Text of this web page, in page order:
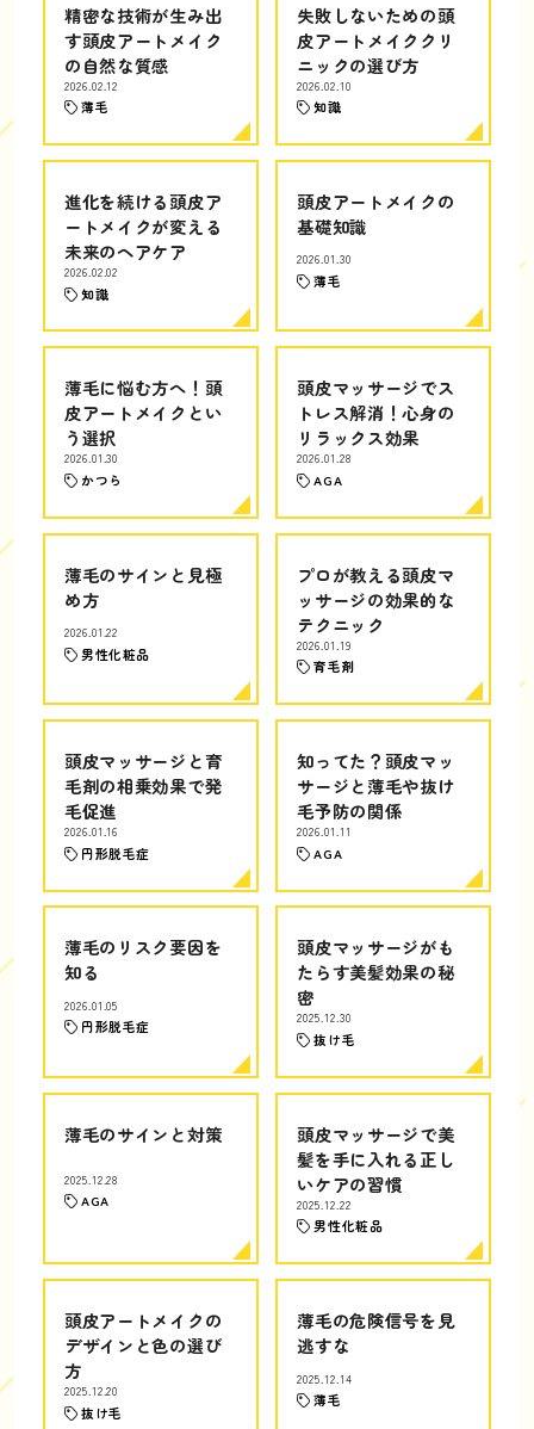
精密な技術が生み出
す頭皮アートメイク
の自然な質感
2026.02.12
薄毛
失敗しないための頭
皮アートメイククリ
ニックの選び方
2026.02.10
知識
進化を続ける頭皮ア
ートメイクが変える
未来のヘアケア
2026.02.02
知識
頭皮アートメイクの
基礎知識
2026.01.30
薄毛
薄毛に悩む方へ！頭
皮アートメイクとい
う選択
2026.01.30
かつら
頭皮マッサージでス
トレス解消！心身の
リラックス効果
2026.01.28
AGA
薄毛のサインと見極
め方
2026.01.22
男性化粧品
プロが教える頭皮マ
ッサージの効果的な
テクニック
2026.01.19
育毛剤
頭皮マッサージと育
毛剤の相乗効果で発
毛促進
2026.01.16
円形脱毛症
知ってた？頭皮マッ
サージと薄毛や抜け
毛予防の関係
2026.01.11
AGA
薄毛のリスク要因を
知る
2026.01.05
円形脱毛症
頭皮マッサージがも
たらす美髪効果の秘
密
2025.12.30
抜け毛
薄毛のサインと対策
2025.12.28
AGA
頭皮マッサージで美
髪を手に入れる正し
いケアの習慣
2025.12.22
男性化粧品
頭皮アートメイクの
デザインと色の選び
方
2025.12.20
抜け毛
薄毛の危険信号を見
逃すな
2025.12.14
薄毛